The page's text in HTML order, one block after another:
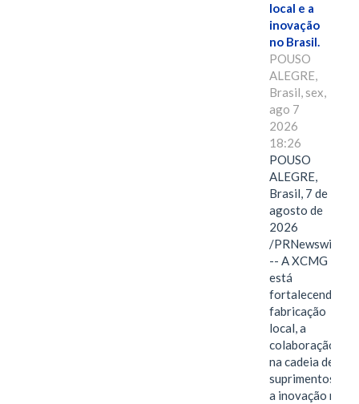
local e a
inovação
no Brasil.
POUSO
ALEGRE,
Brasil, sex,
ago 7
2026
18:26
POUSO
ALEGRE,
Brasil, 7 de
agosto de
2026
/PRNewswire/
-- A XCMG
está
fortalecendo a
fabricação
local, a
colaboração
na cadeia de
suprimentos e
a inovação no